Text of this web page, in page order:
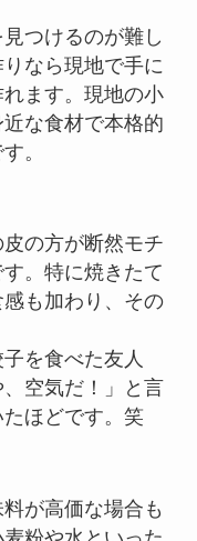
つけるのが難し
なら現地で手に
ます。現地の小
な食材で本格的
。
の方が断然モチ
。特に焼きたて
も加わり、その
を食べた友人
空気だ！」と言
ほどです。笑
が高価な場合も